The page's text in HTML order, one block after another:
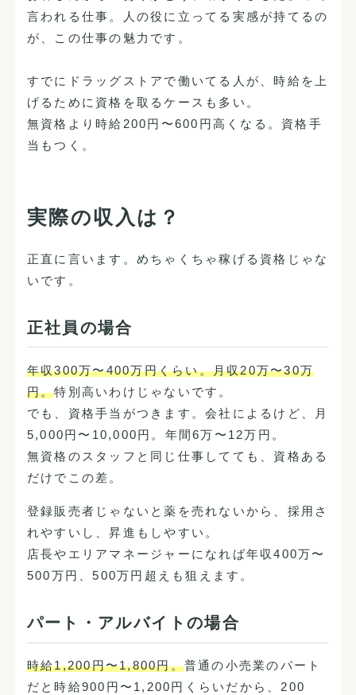
言われる仕事。人の役に立ってる実感が持てるの
が、この仕事の魅力です。
すでにドラッグストアで働いてる人が、時給を上
げるために資格を取るケースも多い。
無資格より時給200円〜600円高くなる。資格手
当もつく。
実際の収入は？
正直に言います。めちゃくちゃ稼げる資格じゃな
いです。
正社員の場合
年収300万〜400万円くらい。月収20万〜30万
円。特別高いわけじゃないです。
でも、資格手当がつきます。会社によるけど、月
5,000円〜10,000円。年間6万〜12万円。
無資格のスタッフと同じ仕事してても、資格ある
だけでこの差。
登録販売者じゃないと薬を売れないから、採用さ
れやすいし、昇進もしやすい。
店長やエリアマネージャーになれば年収400万〜
500万円、500万円超えも狙えます。
パート・アルバイトの場合
時給1,200円〜1,800円。普通の小売業のパート
だと時給900円〜1,200円くらいだから、200